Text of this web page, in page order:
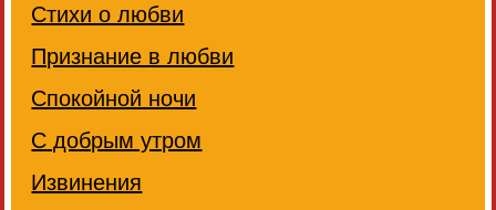
Стихи о любви
Признание в любви
Спокойной ночи
С добрым утром
Извинения